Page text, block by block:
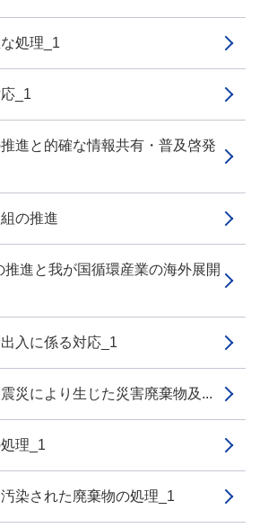
処理_1
_1
進と的確な情報共有・普及啓発
の推進
進と我が国循環産業の海外展開
入に係る対応_1
災により生じた災害廃棄物及...
理_1
染された廃棄物の処理_1